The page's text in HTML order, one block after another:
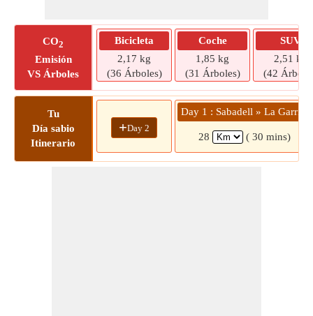
CO2
Emisión
VS Árboles
Bicicleta
2,17 kg
(36 Árboles)
Coche
1,85 kg
(31 Árboles)
SUV
2,51 kg
(42
Tu
Día sabio
Itinerario
+Day 2
Day 1 : Sabadell » La Garriga
28 ( 30 mins)